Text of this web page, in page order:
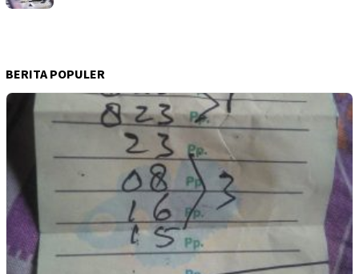
BERITA POPULER